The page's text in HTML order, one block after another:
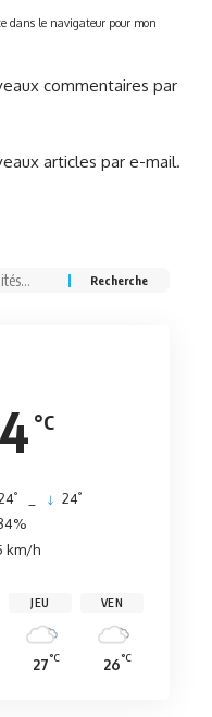
dans le navigateur pour mon
commentaires par
articles par e-mail.
°C
° 24°
km/h
JEU
27°C
VEN
26°C